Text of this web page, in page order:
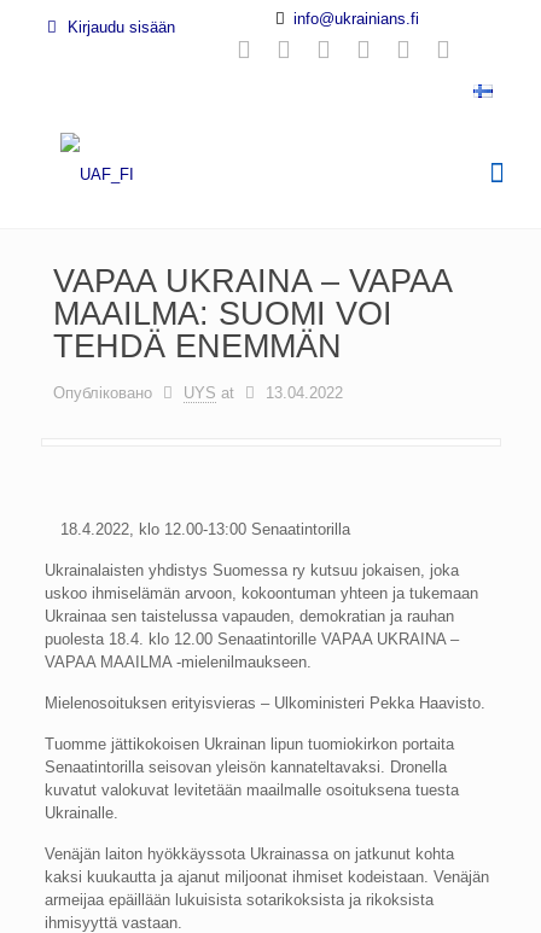
Kirjaudu sisään info@ukrainians.fi
VAPAA UKRAINA – VAPAA
MAAILMA: SUOMI VOI
TEHDÄ ENEMMÄN
Опубліковано UYS at 13.04.2022
18.4.2022, klo 12.00-13:00 Senaatintorilla
Ukrainalaisten yhdistys Suomessa ry kutsuu jokaisen, joka
uskoo ihmiselämän arvoon, kokoontuman yhteen ja tukemaan
Ukrainaa sen taistelussa vapauden, demokratian ja rauhan
puolesta 18.4. klo 12.00 Senaatintorille VAPAA UKRAINA –
VAPAA MAAILMA -mielenilmaukseen.
Mielenosoituksen erityisvieras – Ulkoministeri Pekka Haavisto.
Tuomme jättikokoisen Ukrainan lipun tuomiokirkon portaita
Senaatintorilla seisovan yleisön kannateltavaksi. Dronella
kuvatut valokuvat levitetään maailmalle osoituksena tuesta
Ukrainalle.
Venäjän laiton hyökkäyssota Ukrainassa on jatkunut kohta
kaksi kuukautta ja ajanut miljoonat ihmiset kodeistaan. Venäjän
armeijaa epäillään lukuisista sotarikoksista ja rikoksista
ihmisyyttä vastaan.